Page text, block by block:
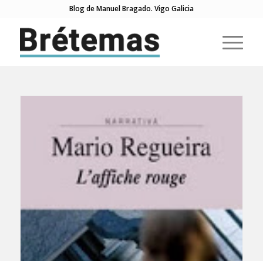
Blog de Manuel Bragado. Vigo Galicia